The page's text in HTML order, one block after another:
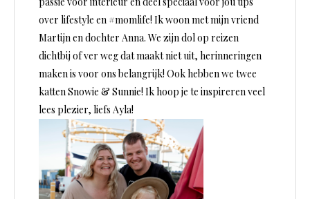
over lifestyle en #momlife! Ik woon met mijn vriend
Martijn en dochter Anna. We zijn dol op reizen
dichtbij of ver weg dat maakt niet uit, herinneringen
maken is voor ons belangrijk! Ook hebben we twee
katten Snowie & Sunnie! Ik hoop je te inspireren veel
lees plezier, liefs Ayla!